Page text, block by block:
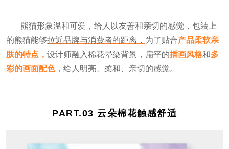
熊猫形象温和可爱，给人以友善和亲切的感觉，包装上
的熊猫能够拉近品牌与消费者的距离， 为了贴合产品柔软亲
肤的特点， 设计师融入棉花晕染背景，扁平的插画风格和多
彩的画面配色， 给人明亮、柔和、亲切的感觉。
PART.03 云朵棉花触感舒适